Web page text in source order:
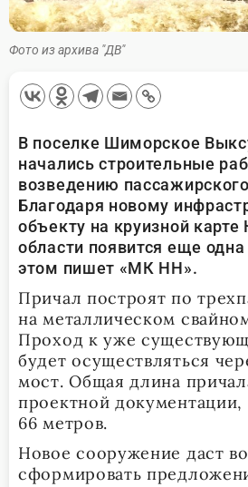
Фото из архива "ДВ"
В поселке Шиморское
начались строительные
возведению
Благодаря новому
объекту на круизной
области появится еще
этом пишет «МК НН».
Причал построят по
на металлическом
Проход к уже
будет осуществляться
мост. Общая длина
проектной документации,
66 метров.
Новое сооружение даст
сформировать